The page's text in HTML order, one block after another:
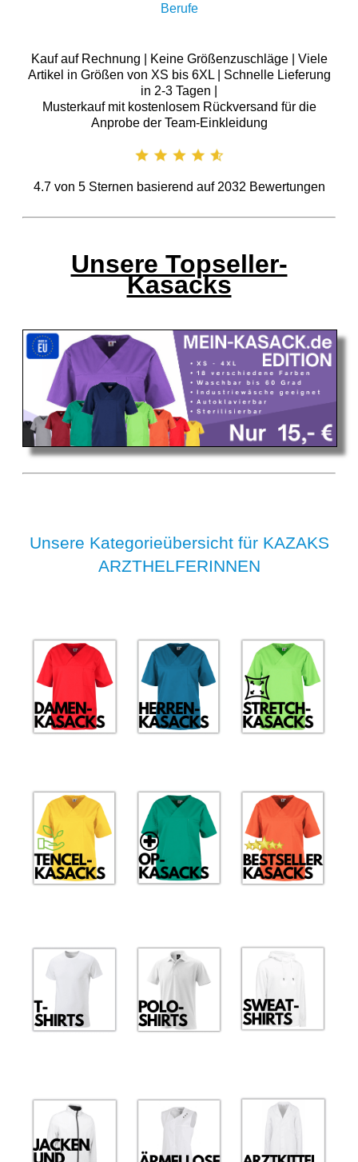
Berufe
Kauf auf Rechnung | Keine Größenzuschläge | Viele
Artikel in Größen von XS bis 6XL | Schnelle Lieferung
in 2-3 Tagen |
Musterkauf mit kostenlosem Rückversand für die
Anprobe der Team-Einkleidung
4.7von 5Sternen basierend auf 2032 Bewertungen
Unsere Topseller-
Kasacks
Unsere Kategorieübersicht für KAZAKS
ARZTHELFERINNEN